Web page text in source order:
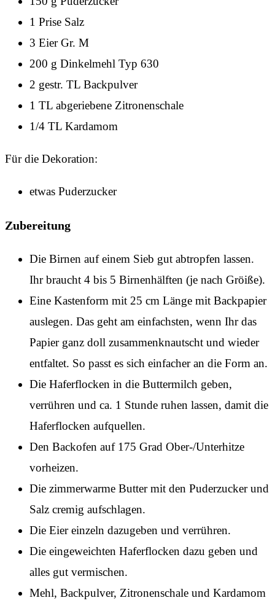
1 Prise Salz
3 Eier Gr. M
200 g Dinkelmehl Typ 630
2 gestr. TL Backpulver
1 TL abgeriebene Zitronenschale
1/4 TL Kardamom
Für die Dekoration:
etwas Puderzucker
Zubereitung
Die Birnen auf einem Sieb gut abtropfen lassen.
Ihr braucht 4 bis 5 Birnenhälften (je nach Gröiße).
Eine Kastenform mit 25 cm Länge mit Backpapier
auslegen. Das geht am einfachsten, wenn Ihr das
Papier ganz doll zusammenknautscht und wieder
entfaltet. So passt es sich einfacher an die Form an.
Die Haferflocken in die Buttermilch geben,
verrühren und ca. 1 Stunde ruhen lassen, damit die
Haferflocken aufquellen.
Den Backofen auf 175 Grad Ober-/Unterhitze
vorheizen.
Die zimmerwarme Butter mit den Puderzucker und
Salz cremig aufschlagen.
Die Eier einzeln dazugeben und verrühren.
Die eingeweichten Haferflocken dazu geben und
alles gut vermischen.
Mehl, Backpulver, Zitronenschale und Kardamom